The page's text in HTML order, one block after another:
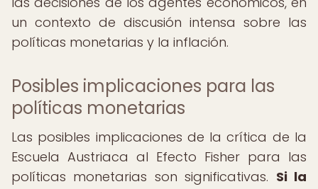
un contexto de discusión intensa sobre las
políticas monetarias y la inflación.
Posibles implicaciones para las
políticas monetarias
Las posibles implicaciones de la crítica de la
Escuela Austriaca al Efecto Fisher para las
políticas monetarias son significativas. Si la